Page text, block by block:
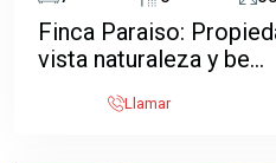
Finca Paraiso:
vista naturaleza y be...
Llamar